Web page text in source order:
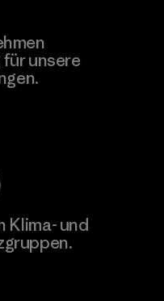
unsere
Klima- und